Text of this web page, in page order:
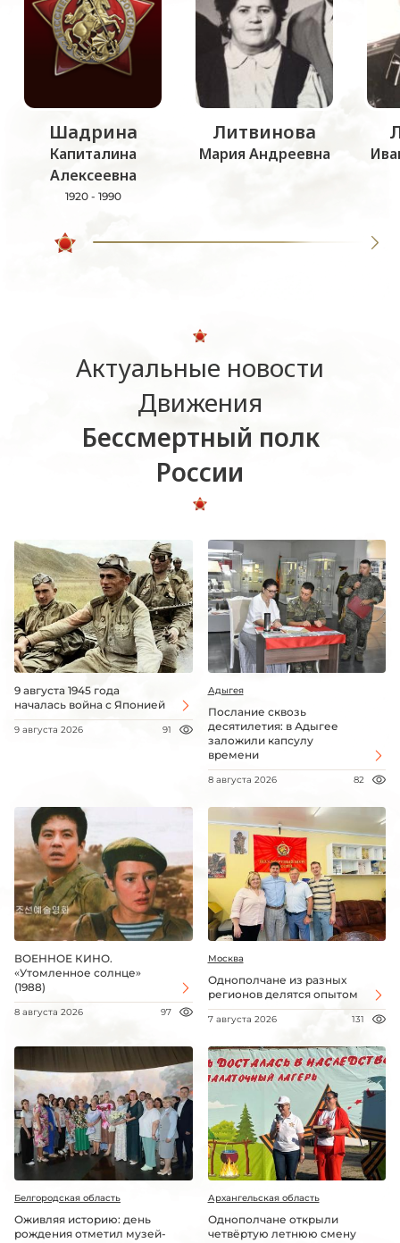
Шадрина
Капиталина
Алексеевна
1920 - 1990
Литвинова
Мария Андреевна
Актуальные новости
Движения
Бессмертный полк
России
9 августа 1945 года
началась война с Японией
9 августа 2026 91
Адыгея
Послание сквозь
десятилетия: в Адыгее
заложили капсулу
времени
8 августа 2026 82
ВОЕННОЕ КИНО.
«Утомленное солнце»
(1988)
8 августа 2026 97
Москва
Однополчане из разных
регионов делятся опытом
7 августа 2026 131
Белгородская область
Оживляя историю: день
рождения отметил музей-
Архангельская область
Однополчане открыли
четвёртую летнюю смену